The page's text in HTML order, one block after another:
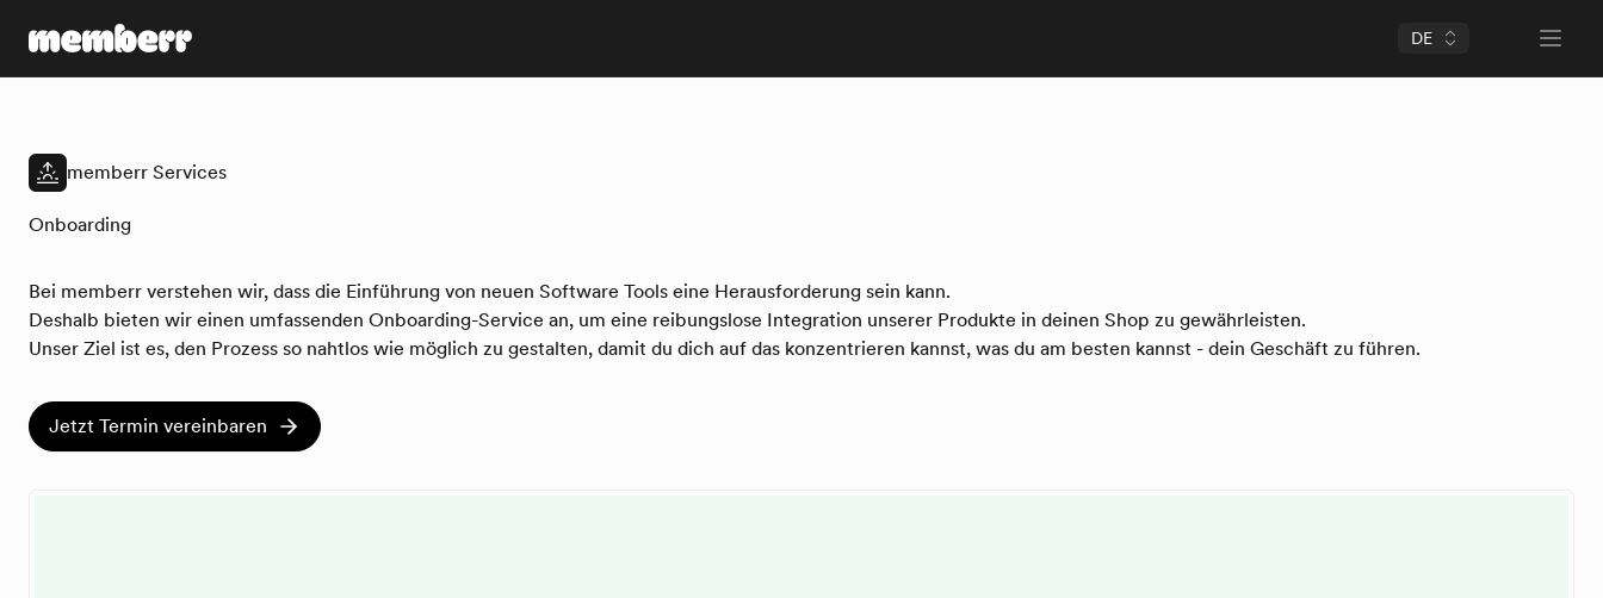
DE
Open
memberr Services
Onboarding
Bei memberr verstehen wir, dass die Einführung von neuen Software Tools eine Herausforderung sein kann.
Deshalb bieten wir einen umfassenden Onboarding-Service an, um eine reibungslose Integration unserer Produkte in deinen Shop zu gewährleisten.
Unser Ziel ist es, den Prozess so nahtlos wie möglich zu gestalten, damit du dich auf das konzentrieren kannst, was du am besten kannst - dein Geschäft zu führen.
Jetzt Termin vereinbaren